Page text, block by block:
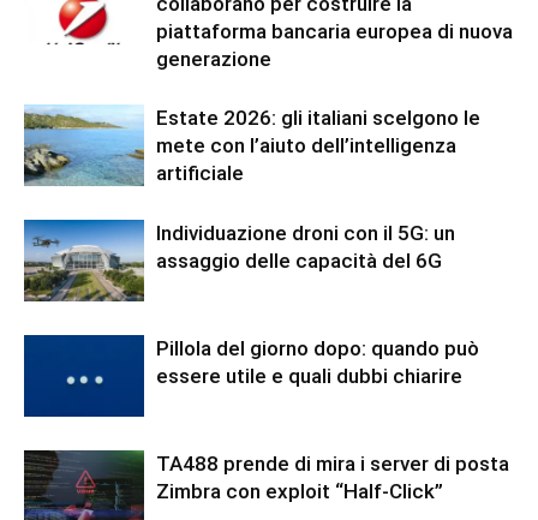
piattaforma bancaria europea di nuova
generazione
Estate 2026: gli italiani scelgono le
mete con l’aiuto dell’intelligenza
artificiale
Individuazione droni con il 5G: un
assaggio delle capacità del 6G
Pillola del giorno dopo: quando può
essere utile e quali dubbi chiarire
TA488 prende di mira i server di posta
Zimbra con exploit “Half-Click”